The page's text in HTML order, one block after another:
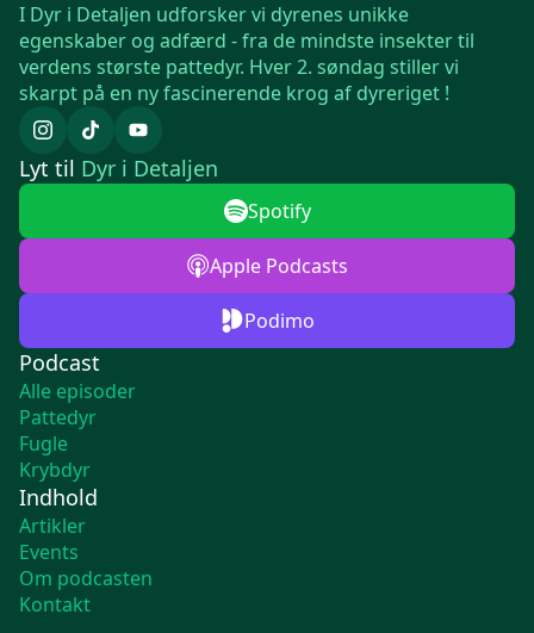
I Dyr i Detaljen udforsker vi dyrenes unikke
egenskaber og adfærd - fra de mindste insekter til
verdens største pattedyr. Hver 2. søndag stiller vi
skarpt på en ny fascinerende krog af dyreriget !
Podcast
Alle episoder
Pattedyr
Fugle
Krybdyr
Indhold
Artikler
Events
Om podcasten
Kontakt
Lyt til Dyr i Detaljen
Spotify
Apple Podcasts
Podimo